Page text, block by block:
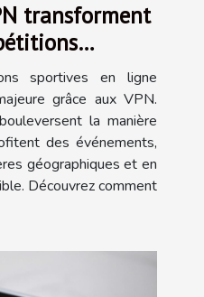
transforment
?sportives en ligne
grâce aux VPN.
la manière
des événements,
géographiques et en
Découvrez comment